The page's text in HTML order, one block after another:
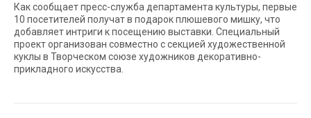
Как сообщает пресс-служба департамента культуры, первые
10 посетителей получат в подарок плюшевого мишку, что
добавляет интриги к посещению выставки. Специальный
проект организован совместно с секцией художественной
куклы в Творческом союзе художников декоративно-
прикладного искусства.